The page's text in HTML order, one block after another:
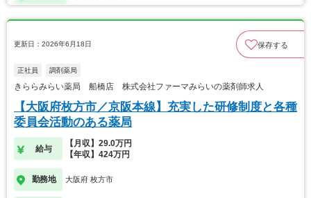
更新日：2026年6月18日 保存する
正社員 調剤薬局
きららみらい薬局 船橋店 株式会社ファーマみらいの薬剤師求人
【大阪府枚方市／京阪本線】充実した研修制度と各種
委員会活動のある薬局
給与
【月収】29.0万円
【年収】424万円
勤務地 大阪府 枚方市